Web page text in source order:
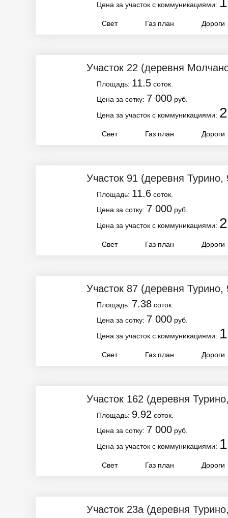
Цена за участок с коммуникациями:
Свет Газ план Дороги
Участок 22 (деревня
Площадь: 11.5 соток.
Цена за сотку: 7 000 руб.
Цена за участок с коммуникациями:
Свет Газ план Дороги
Участок 91 (деревня
Площадь: 11.6 соток.
Цена за сотку: 7 000 руб.
Цена за участок с коммуникациями:
Свет Газ план Дороги
Участок 87 (деревня
Площадь: 7.38 соток.
Цена за сотку: 7 000 руб.
Цена за участок с коммуникациями:
Свет Газ план Дороги
Участок 162 (деревня
Площадь: 9.92 соток.
Цена за сотку: 7 000 руб.
Цена за участок с коммуникациями:
Свет Газ план Дороги
Участок 23а (деревня